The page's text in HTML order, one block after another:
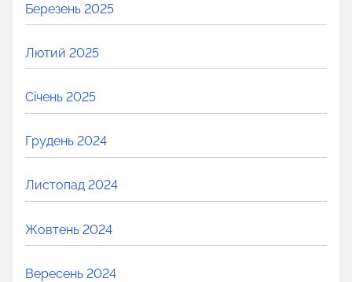
Березень 2025
Лютий 2025
Січень 2025
Грудень 2024
Листопад 2024
Жовтень 2024
Вересень 2024